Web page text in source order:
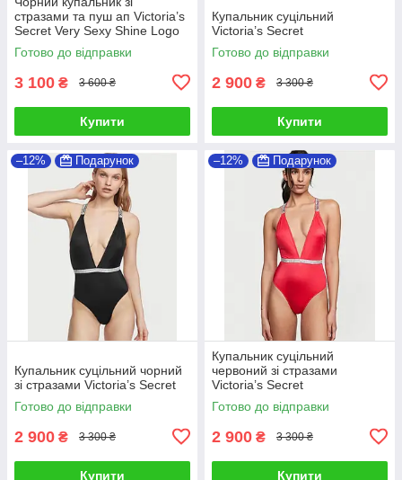
стразами та пуш ап Victoria’s
Secret Very Sexy Shine Logo
Strap
Готово до відправки
3 100 ₴ 3 600 ₴
Купити
Купальник суцільний
Victoria’s Secret
Готово до відправки
2 900 ₴ 3 300 ₴
Купити
–12% Подарунок
Купальник суцільний чорний
зі стразами Victoria’s Secret
Готово до відправки
2 900 ₴ 3 300 ₴
Купити
–12% Подарунок
Купальник суцільний
червоний зі стразами
Victoria’s Secret
Готово до відправки
2 900 ₴ 3 300 ₴
Купити